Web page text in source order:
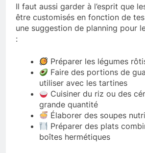
Il faut aussi garder à l’esprit que
être customisés en fonction de
une suggestion de planning pour
:
Préparer les légumes
Faire des portions de
utiliser avec les tartines
Cuisiner du riz ou des
grande quantité
Élaborer des soupes
Préparer des plats
boîtes hermétiques